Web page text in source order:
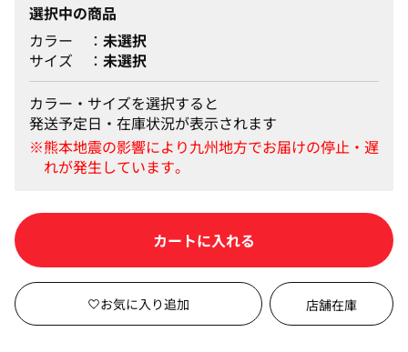
選択中の商品
カラー
未選択
サイズ
未選択
カラー・サイズを選択すると
発送予定日・在庫状況が表示されます
カートに入れる
店舗在庫